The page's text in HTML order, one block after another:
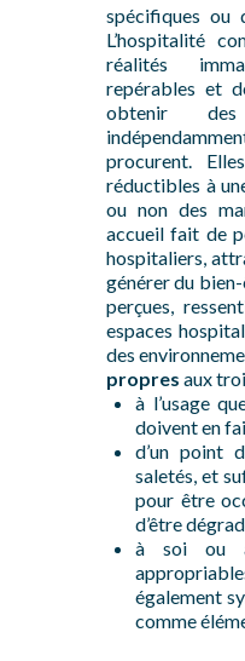
spécifiques ou
L’hospitalité
réalités
repérables et
obtenir
procurent.
réductibles à
ou non des
accueil fait de
hospitaliers,
générer du
perçues,
espaces
des
propres aux
à l’usage
doivent en
d’un point
saletés, et
pour être
d’être
à soi ou à
également
comme